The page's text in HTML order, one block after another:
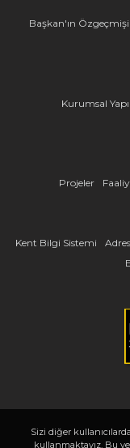
Başkan'ın Özgeçmişi
Kurumsal Yapı
Projeler
Kent Bilgi Sistemi
Sizi diğer
kullanmaktayız. Bu